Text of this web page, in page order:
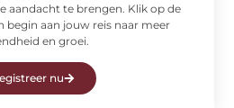
aandacht te brengen. Klik op de
begin aan jouw reis naar meer
en groei.
nu